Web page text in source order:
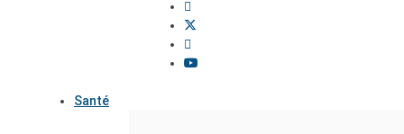
Santé